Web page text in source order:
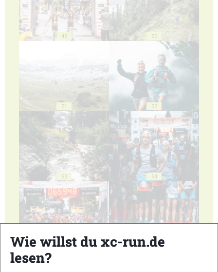
49 50
51 52
53 54
55 56
Wie willst du xc-run.de
lesen?